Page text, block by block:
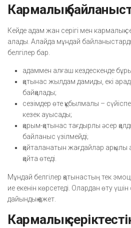
Кармалық
Кейде адам жан серігі мен кармалық
алады. Алайда мұндай
белгілер бар.
адаммен алғаш кездескенде
қатынас жылдам дамиды, екі
байқалады;
сезімдер өте құбылмалы –
кезек ауысады;
қарым-қатынас тағдырлы әсер
байланыс үзілмейді;
қайталанатын жағдайлар арқылы
қайта өтеді.
Мұндай белгілер қатынастың тек
ие екенін көрсетеді. Олардан өту үшін
дайындық қажет.
Кармалық